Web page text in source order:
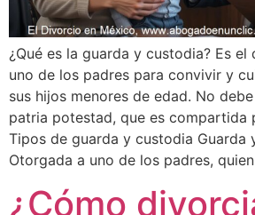
¿Qué es la guarda y custodia? Es
uno de los padres para convivir y
sus hijos menores de edad. No
patria potestad, que es compartida
Tipos de guarda y custodia Guarda
Otorgada a uno de los padres,
¿Cómo